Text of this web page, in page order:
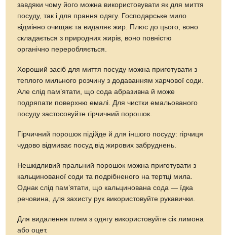
завдяки чому його можна використовувати як для миття
посуду, так і для прання одягу. Господарське мило
відмінно очищає та видаляє жир. Плюс до цього, воно
складається з природних жирів, воно повністю
органічно переробляється.
Хороший засіб для миття посуду можна приготувати з
теплого мильного розчину з додаванням харчової соди.
Але слід пам’ятати, що сода абразивна й може
подряпати поверхню емалі. Для чистки емальованого
посуду застосовуйте гірчичний порошок.
Гірчичний порошок підійде й для іншого посуду: гірчиця
чудово відмиває посуд від жирових забруднень.
Нешкідливий пральний порошок можна приготувати з
кальцинованої соди та подрібненого на тертці мила.
Однак слід пам’ятати, що кальцинована сода — їдка
речовина, для захисту рук використовуйте рукавички.
Для видалення плям з одягу використовуйте сік лимона
або оцет.